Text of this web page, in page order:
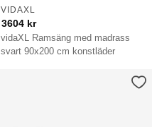
vidaXL Ramsäng med madrass
svart 90x200 cm konstläder
VIDAXL
3604 kr